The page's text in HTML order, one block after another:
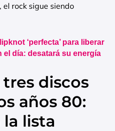
rock sigue siendo
‘perfecta’ para liberar
el día: desatará su energía
discos
años 80:
lista